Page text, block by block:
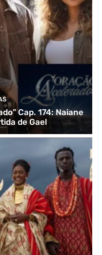
Cap. 174: Naiane
de Gael